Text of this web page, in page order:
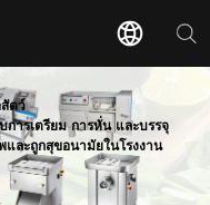
ตว์
ารเตรียม การหั่น และบรรจุ
ะถูกสุขอนามัยในโรงงาน